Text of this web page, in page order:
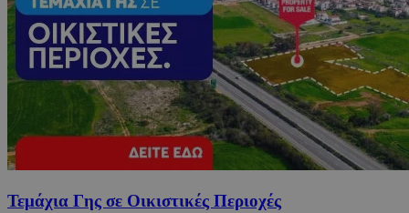
Τεμάχια Γης σε Οικιστικές Περιοχές